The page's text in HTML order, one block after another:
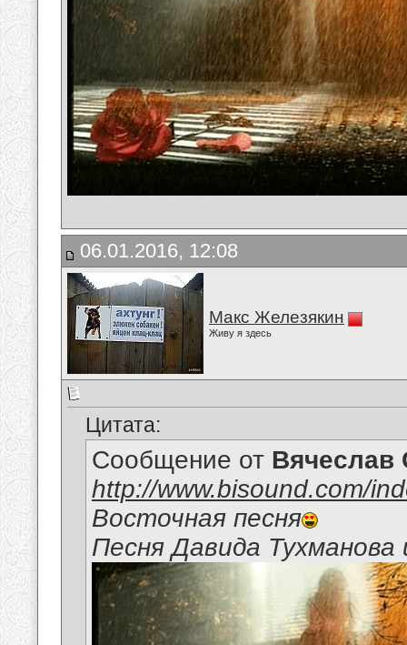
06.01.2016, 12:08
Макс Железякин
Живу я здесь
Цитата:
Сообщение от Вячеслав
http://www.bisound.com/
Восточная песня
Песня Давида